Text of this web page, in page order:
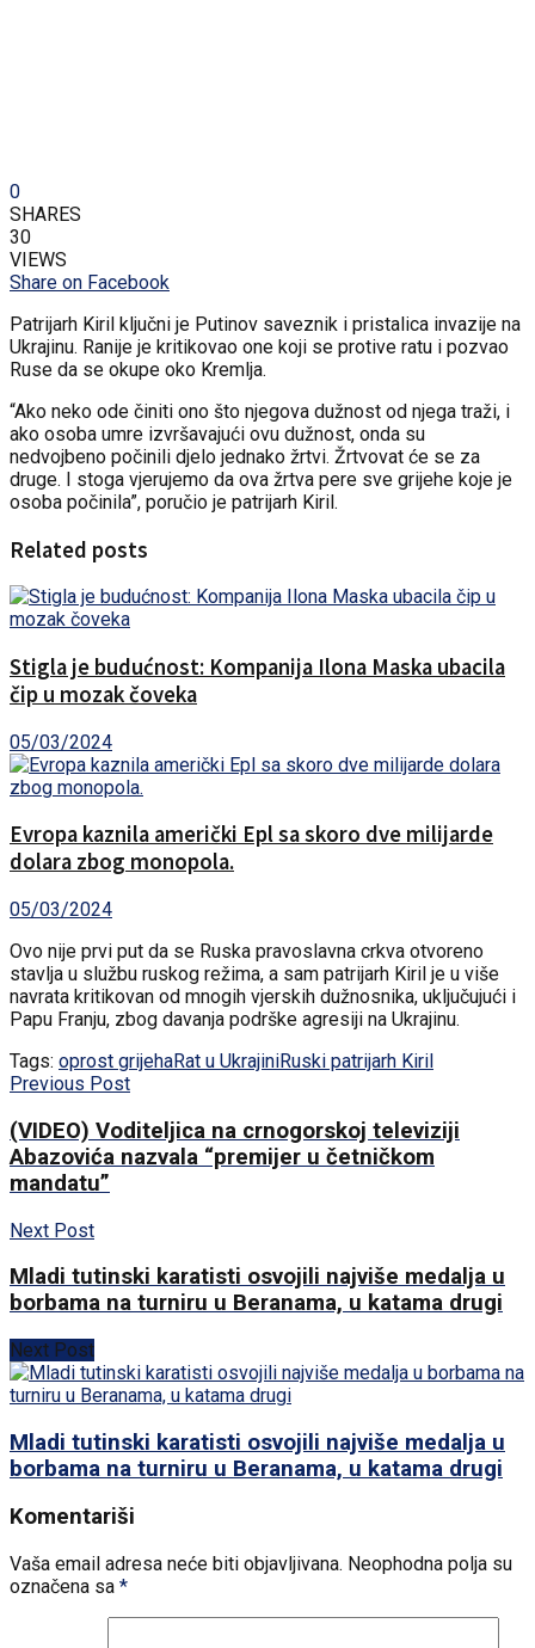
0
SHARES
30
VIEWS
Share on Facebook
Patrijarh Kiril ključni je Putinov saveznik i pristalica invazije na
Ukrajinu. Ranije je kritikovao one koji se protive ratu i pozvao
Ruse da se okupe oko Kremlja.
“Ako neko ode činiti ono što njegova dužnost od njega traži, i
ako osoba umre izvršavajući ovu dužnost, onda su
nedvojbeno počinili djelo jednako žrtvi. Žrtvovat će se za
druge. I stoga vjerujemo da ova žrtva pere sve grijehe koje je
osoba počinila”, poručio je patrijarh Kiril.
Related posts
Stigla je budućnost: Kompanija Ilona Maska ubacila
čip u mozak čoveka
05/03/2024
Evropa kaznila američki Epl sa skoro dve milijarde
dolara zbog monopola.
05/03/2024
Ovo nije prvi put da se Ruska pravoslavna crkva otvoreno
stavlja u službu ruskog režima, a sam patrijarh Kiril je u više
navrata kritikovan od mnogih vjerskih dužnosnika, uključujući i
Papu Franju, zbog davanja podrške agresiji na Ukrajinu.
Tags: oprost grijehaRat u UkrajiniRuski patrijarh Kiril
Previous Post
(VIDEO) Voditeljica na crnogorskoj televiziji
Abazovića nazvala “premijer u četničkom
mandatu”
Next Post
Mladi tutinski karatisti osvojili najviše medalja u
borbama na turniru u Beranama, u katama drugi
Next Post
Mladi tutinski karatisti osvojili najviše medalja u
borbama na turniru u Beranama, u katama drugi
Komentariši
Vaša email adresa neće biti objavljivana. Neophodna polja su
označena sa *